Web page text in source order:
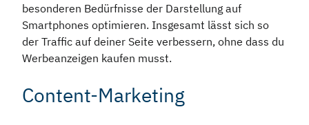
besonderen Bedürfnisse der Darstellung auf
Smartphones optimieren. Insgesamt lässt sich so
der Traffic auf deiner Seite verbessern, ohne dass du
Werbeanzeigen kaufen musst.
Content-Marketing